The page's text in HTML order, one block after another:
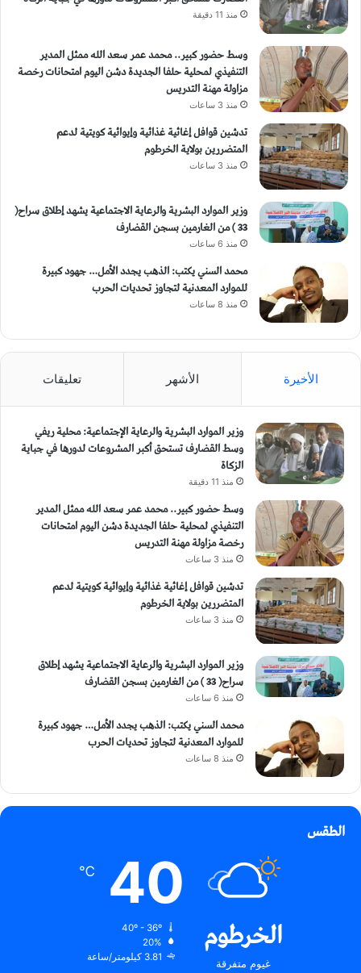
منذ 11 دقيقة
وسط حضور كبير.. محمد عمر سعد الله ممثل المدير
التنفيذي لمحلية حلفا الجديدة دشن اليوم امتحانات رخصة
مزاولة مهنة التدريس
منذ 3 ساعات
تدشين قوافل إغاثية غذائية وإيوائية كويتية لدعم
المتضررين بولاية الخرطوم
منذ 3 ساعات
وزير الموارد البشرية والرعاية الاجتماعية يشهد إطلاق سراح(
33 ) من الغارمين بسجن القضارف
منذ 6 ساعات
محمد السني يكتب: الذهب يجدد الأمل… جهود كبيرة
للموارد المعدنية لتجاوز تحديات الحرب
منذ 8 ساعات
الأخيرة الأشهر تعليقات
وزير الموارد البشرية والرعاية الإجتماعية: محلية ريفي
وسط القضارف تستحق أكبر المشروعات لدورها في جباية
الزكاة
منذ 11 دقيقة
وسط حضور كبير.. محمد عمر سعد الله ممثل المدير
التنفيذي لمحلية حلفا الجديدة دشن اليوم امتحانات
رخصة مزاولة مهنة التدريس
منذ 3 ساعات
تدشين قوافل إغاثية غذائية وإيوائية كويتية لدعم
المتضررين بولاية الخرطوم
منذ 3 ساعات
وزير الموارد البشرية والرعاية الاجتماعية يشهد إطلاق
سراح( 33 ) من الغارمين بسجن القضارف
منذ 6 ساعات
محمد السني يكتب: الذهب يجدد الأمل… جهود كبيرة
للموارد المعدنية لتجاوز تحديات الحرب
منذ 8 ساعات
الطقس
الخرطوم
غيوم متفرقة
40
℃
20%
3.81 كيلومتر/ساعة